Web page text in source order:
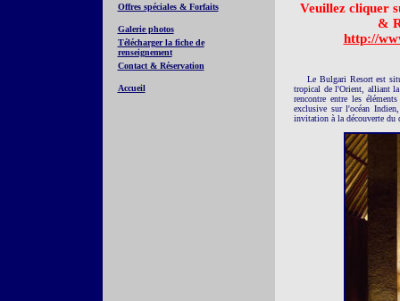
Offres spéciales & Forfaits
Galerie photos
Télécharger la fiche de
renseignement
Contact & Réservation
Accueil
Veuillez cliquer
&
http://
Le Bulgari Resort est
tropical de l'Orient, alliant la
rencontre entre les
exclusive sur l'océan
invitation à la découverte du